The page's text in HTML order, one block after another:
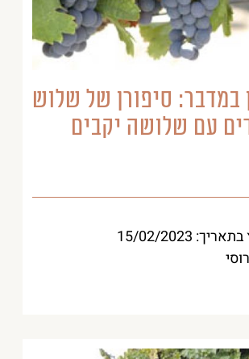
במדבר: סיפורן של שלוש
עם שלושה יקבים
15/02/2023